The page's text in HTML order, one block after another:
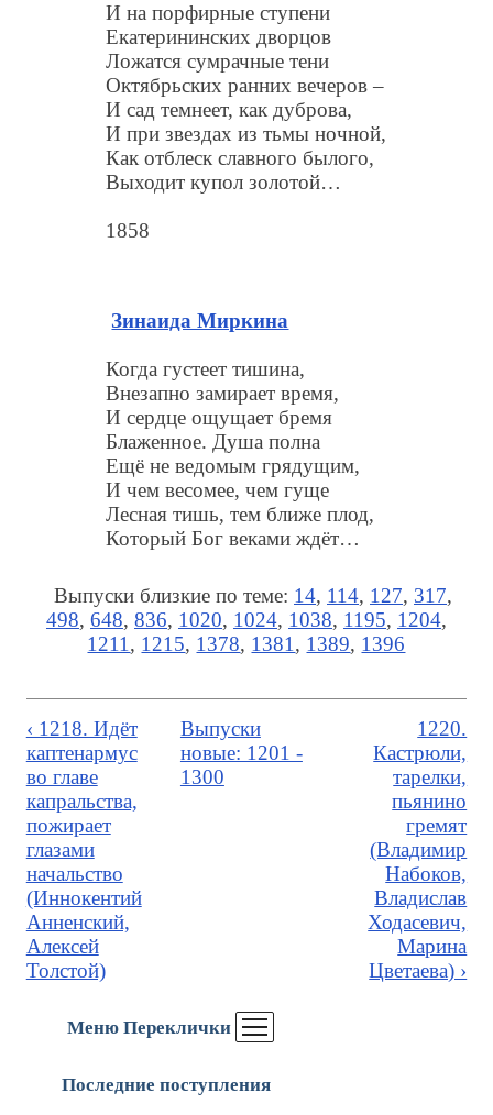
Меню Переклички
Последние поступления
И на порфирные ступени
Екатерининских дворцов
Ложатся сумрачные тени
Октябрьских ранних вечеров –
И сад темнеет, как дуброва,
И при звездах из тьмы ночной,
Как отблеск славного былого,
Выходит купол золотой…
1858
Зинаида Миркина
Когда густеет тишина,
Внезапно замирает время,
И сердце ощущает бремя
Блаженное. Душа полна
Ещё не ведомым грядущим,
И чем весомее, чем гуще
Лесная тишь, тем ближе плод,
Который Бог веками ждёт…
Выпуски близкие по теме: 14, 114, 127, 317,
498, 648, 836, 1020, 1024, 1038, 1195, 1204,
1211, 1215, 1378, 1381, 1389, 1396
‹ 1218. Идёт
каптенармус
во главе
капральства,
пожирает
глазами
начальство
(Иннокентий
Анненский,
Алексей
Толстой)
Выпуски
новые: 1201 -
1300
1220.
Кастрюли,
тарелки,
пьянино
гремят
(Владимир
Набоков,
Владислав
Ходасевич,
Марина
Цветаева) ›